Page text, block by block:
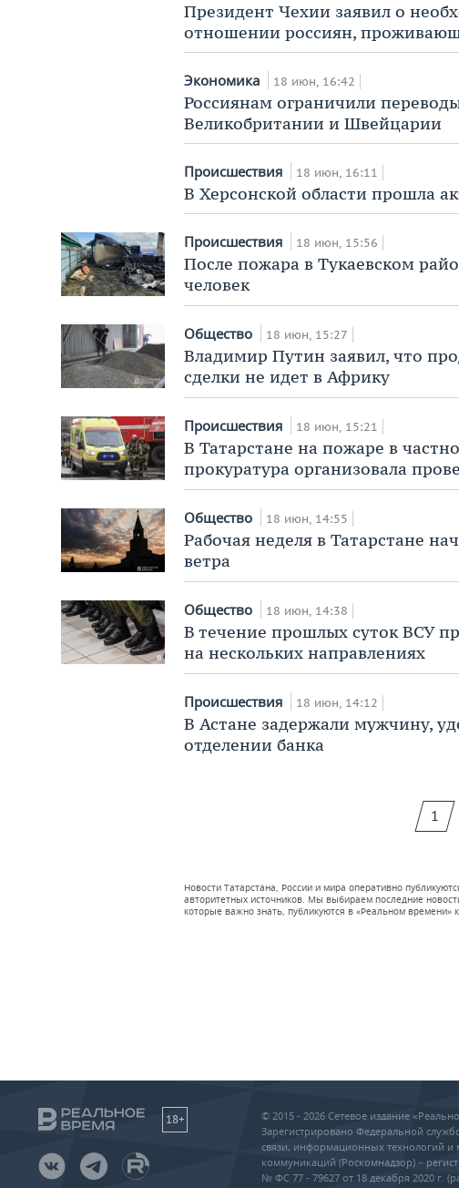
Президент Чехии заявил о
отношении россиян,
Экономика 18 июн, 16:42
Россиянам ограничили
Великобритании и Швейцарии
Происшествия 18 июн, 16:11
В Херсонской области прошла
Происшествия 18 июн, 15:56
После пожара в Тукаевском
человек
Общество 18 июн, 15:27
Владимир Путин заявил, что
сделки не идет в Африку
Происшествия 18 июн, 15:21
В Татарстане на пожаре в
прокуратура организовала
Общество 18 июн, 14:55
Рабочая неделя в Татарстане
ветра
Общество 18 июн, 14:38
В течение прошлых суток ВСУ
на нескольких направлениях
Происшествия 18 июн, 14:12
В Астане задержали мужчину,
отделении банка
1
Новости Татарстана, России и мира оперативно
авторитетных источников. Мы выбираем последние
которые важно знать, публикуются в «Реальном времени»
18+
© 2015 - 2026 Сетевое издание
Зарегистрировано Федеральной
связи, информационных технологий и
коммуникаций (Роскомнадзор) –
№ ФС 77 - 79627 от 18 декабря 2020 г.